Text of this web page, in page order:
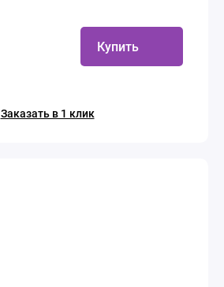
Купить
Заказать в 1 клик